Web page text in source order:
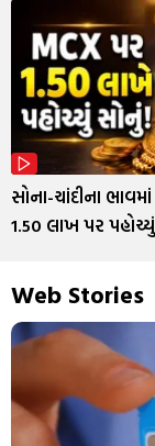
સોના-ચાંદીના
₹1.50 લાખ પર
Web Stories